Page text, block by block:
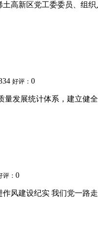
高新区党工委委员、组
好评： 0
发展统计体系，建立健
评： 0
风建设纪实 我们党一路